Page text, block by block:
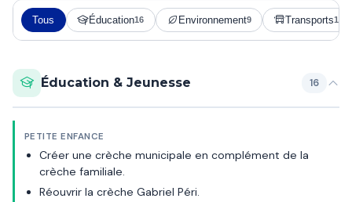
Tous Éducation16 Environnement9 Transports16
Éducation & Jeunesse 16
PETITE ENFANCE
Créer une crèche municipale en complément de la
crèche familiale.
Réouvrir la crèche Gabriel Péri.